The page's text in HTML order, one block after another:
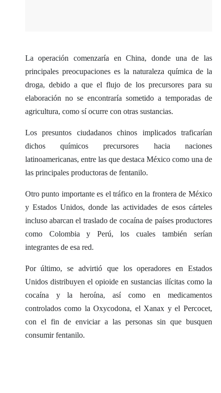
La operación comenzaría en China, donde una de las
principales preocupaciones es la naturaleza química de la
droga, debido a que el flujo de los precursores para su
elaboración no se encontraría sometido a temporadas de
agricultura, como sí ocurre con otras sustancias.
Los presuntos ciudadanos chinos implicados traficarían
dichos químicos precursores hacia naciones
latinoamericanas, entre las que destaca México como una de
las principales productoras de fentanilo.
Otro punto importante es el tráfico en la frontera de México
y Estados Unidos, donde las actividades de esos cárteles
incluso abarcan el traslado de cocaína de países productores
como Colombia y Perú, los cuales también serían
integrantes de esa red.
Por último, se advirtió que los operadores en Estados
Unidos distribuyen el opioide en sustancias ilícitas como la
cocaína y la heroína, así como en medicamentos
controlados como la Oxycodona, el Xanax y el Percocet,
con el fin de enviciar a las personas sin que busquen
consumir fentanilo.